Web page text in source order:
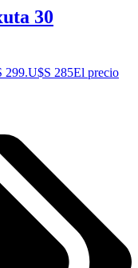
30
299.U$S 285El precio